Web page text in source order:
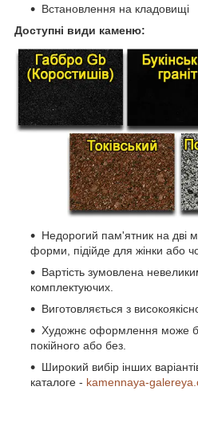
Встановлення на кладовищі
Доступні види каменю:
Недорогий пам'ятник на дві
форми, підійде для жінки або
Вартість зумовлена
комплектуючих.
Виготовляється з
Художнє оформлення може
покійного або без.
Широкий вибір інших
каталоге - kamennaya-